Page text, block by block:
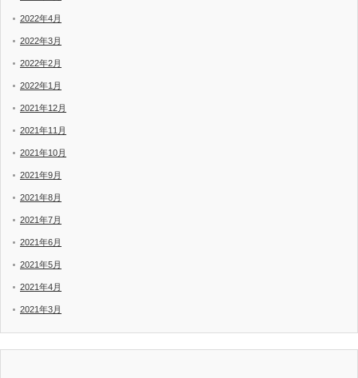
2022年4月
2022年3月
2022年2月
2022年1月
2021年12月
2021年11月
2021年10月
2021年9月
2021年8月
2021年7月
2021年6月
2021年5月
2021年4月
2021年3月